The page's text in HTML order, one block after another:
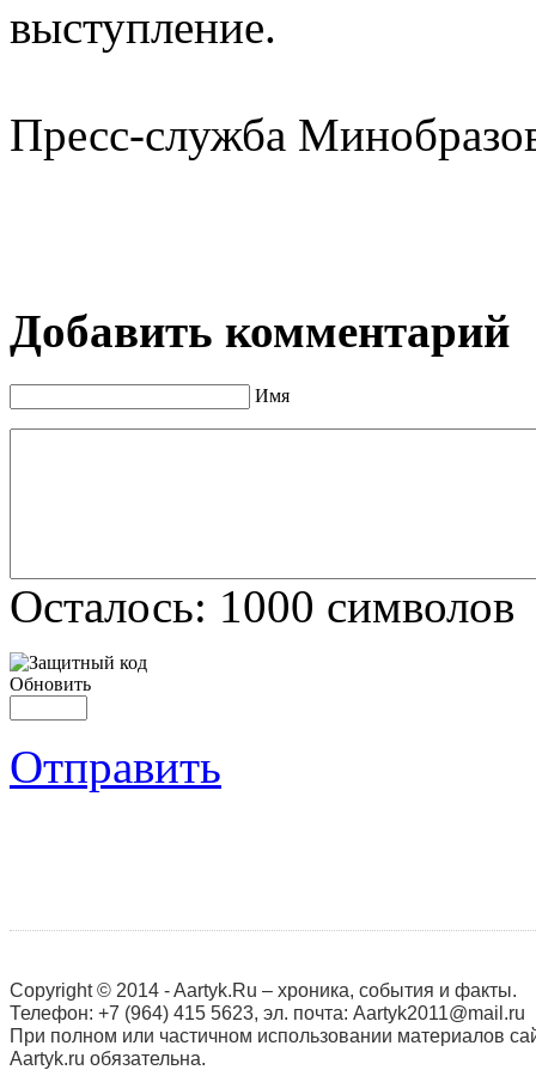
выступление.
Пресс-служба
Добавить комментарий
Имя
Осталось: 1000 символов
Обновить
Отправить
Copyright © 2014 - Aartyk.Ru – хроника, события и факты.
Телефон: +7 (964) 415 5623, эл. почта: Aartyk2011@mail.ru
При полном или частичном использовании материалов
Aartyk.ru oбязательна.